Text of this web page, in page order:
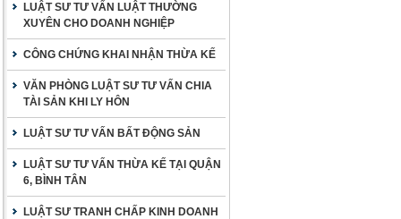
LUẬT SƯ TƯ VẤN LUẬT THƯỜNG
XUYÊN CHO DOANH NGHIỆP
CÔNG CHỨNG KHAI NHẬN THỪA KẾ
VĂN PHÒNG LUẬT SƯ TƯ VẤN CHIA
TÀI SẢN KHI LY HÔN
LUẬT SƯ TƯ VẤN BẤT ĐỘNG SẢN
LUẬT SƯ TƯ VẤN THỪA KẾ TẠI QUẬN
6, BÌNH TÂN
LUẬT SƯ TRANH CHẤP KINH DOANH